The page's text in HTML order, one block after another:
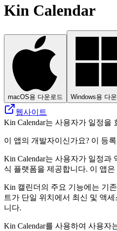
Kin Calendar
macOS용 다운로드 Windows용 다
웹사이트
Kin Calendar는 사용자가 일정
이 앱의 개발자이신가요? 이 등
Kin Calendar는 사용자가 일정
식 플랫폼을 제공합니다. 이 앱
Kin 캘린더의 주요 기능에는 기
트가 단일 위치에서 최신 및 액
니다.
Kin Calendar를 사용하여 사용